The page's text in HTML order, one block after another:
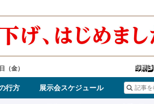
日（金）
行方 展示会スケジュール